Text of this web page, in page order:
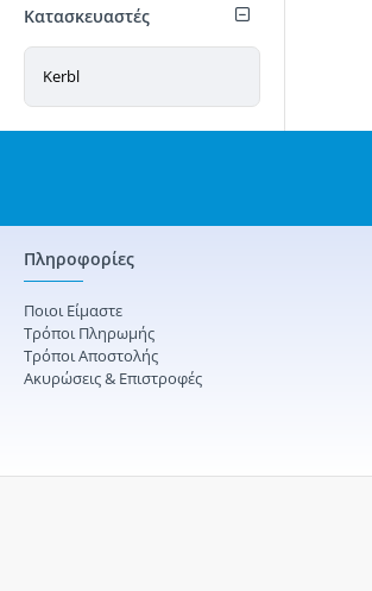
Κατασκευαστές
Kerbl
Πληροφορίες
Ποιοι Είμαστε
Τρόποι Πληρωμής
Τρόποι Αποστολής
Ακυρώσεις & Επιστροφές